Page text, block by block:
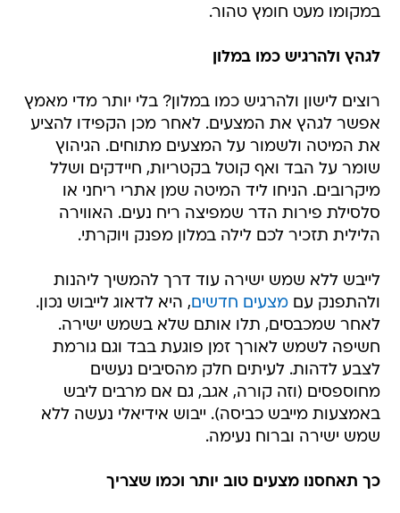
במקומו מעט חומץ טהור.
לגהץ ולהרגיש כמו במלון
רוצים לישון ולהרגיש כמו במלון? בלי יותר מדי מאמץ
אפשר לגהץ את המצעים. לאחר מכן הקפידו להציע
את המיטה ולשמור על המצעים מתוחים. הגיהוץ
שומר על הבד ואף קוטל בקטריות, חיידקים ושלל
מיקרובים. הניחו ליד המיטה שמן אתרי ריחני או
סלסילת פירות הדר שמפיצה ריח נעים. האווירה
הלילית תזכיר לכם לילה במלון מפנק ויוקרתי.
לייבש ללא שמש ישירה עוד דרך להמשיך ליהנות
ולהתפנק עםמצעים חדשים, היא לדאוג לייבוש נכון.
לאחר שמכבסים, תלו אותם שלא בשמש ישירה.
חשיפה לשמש לאורך זמן פוגעת בבד וגם גורמת
לצבע לדהות. לעיתים חלק מהסיבים נעשים
מחוספסים (וזה קורה, אגב, גם אם מרבים ליבש
באמצעות מייבש כביסה). ייבוש אידיאלי נעשה ללא
שמש ישירה וברוח נעימה.
כך תאחסנו מצעים טוב יותר וכמו שצריך